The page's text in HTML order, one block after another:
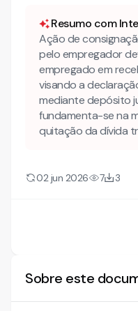
usar?
Mais conteúdo jurídico
Conheça também
advogados!
AÇÃO DE
1. DOS FATOS E DOS
Resumo com
Ação de
pelo empregador
empregado em
visando a
mediante depósito
fundamenta-se na
quitação da dívida
02 jun 2026 7 3
Sobre este